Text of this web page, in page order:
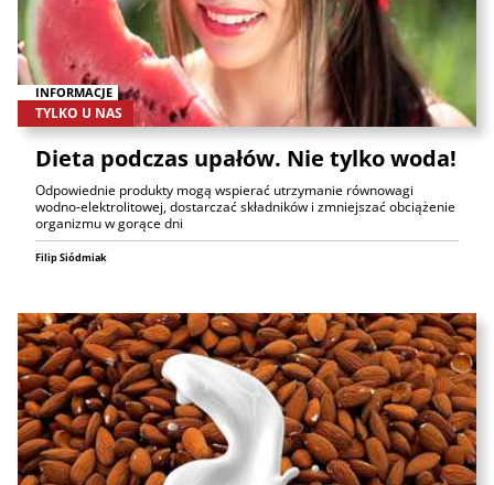
INFORMACJE
TYLKO U NAS
Dieta podczas upałów. Nie tylko woda!
Odpowiednie produkty mogą wspierać utrzymanie równowagi
wodno-elektrolitowej, dostarczać składników i zmniejszać obciążenie
organizmu w gorące dni
Filip Siódmiak